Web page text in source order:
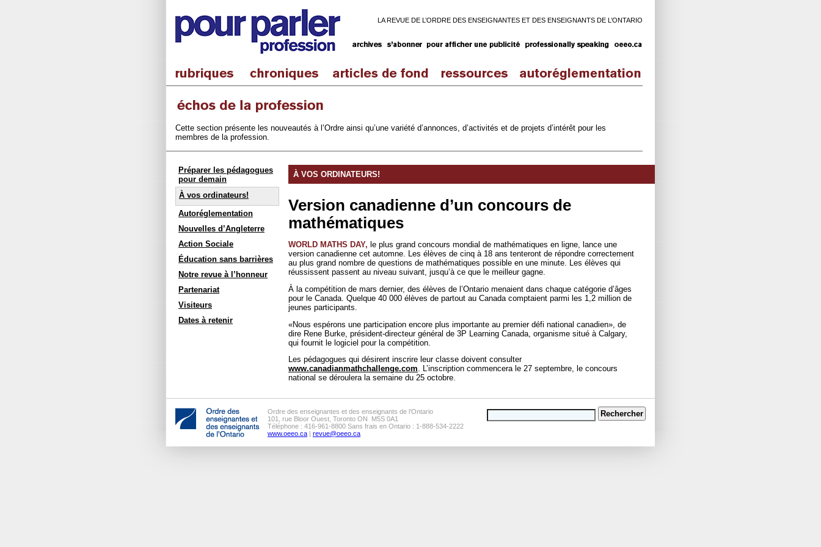
LA REVUE DE L’ORDRE DES ENSEIGNANTES ET DES ENSEIGNANTS DE L’ONTARIO
Cette section présente les nouveautés à l’Ordre ainsi qu’une variété d’annonces, d’activités et de projets d’intérêt pour les
membres de la profession.
Préparer les pédagogues
pour demain
À vos ordinateurs!
Autoréglementation
Nouvelles d’Angleterre
Action Sociale
Éducation sans barrières
Notre revue à l’honneur
Partenariat
Visiteurs
Dates à retenir
À VOS ORDINATEURS!
Version canadienne d’un concours de
mathématiques
WORLD MATHS DAY, le plus grand concours mondial de mathématiques en ligne, lance une
version canadienne cet automne. Les élèves de cinq à 18 ans tenteront de répondre correctement
au plus grand nombre de questions de mathématiques possible en une minute. Les élèves qui
réussissent passent au niveau suivant, jusqu’à ce que le meilleur gagne.
À la compétition de mars dernier, des élèves de l’Ontario menaient dans chaque catégorie d’âges
pour le Canada. Quelque 40 000 élèves de partout au Canada comptaient parmi les 1,2 million de
jeunes participants.
«Nous espérons une participation encore plus importante au premier défi national canadien», de
dire Rene Burke, président-directeur général de 3P Learning Canada, organisme situé à Calgary,
qui fournit le logiciel pour la compétition.
Les pédagogues qui désirent inscrire leur classe doivent consulter
www.canadianmathchallenge.com. L’inscription commencera le 27 septembre, le concours
national se déroulera la semaine du 25 octobre.
Ordre des enseignantes et des enseignants de l’Ontario
101, rue Bloor Ouest, Toronto ON M5S 0A1
Téléphone : 416-961-8800 Sans frais en Ontario : 1-888-534-2222
www.oeeo.ca | revue@oeeo.ca